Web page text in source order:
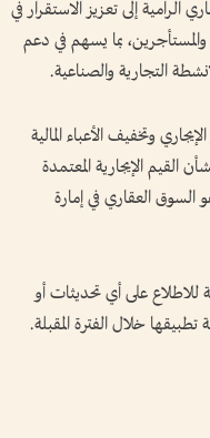
الرامية إلى تعزيز الاستقرار في
والمستأجرين، بما يسهم في دعم
التجارية والصناعية.
وتخفيف الأعباء المالية
القيم الإيجارية المعتمدة
السوق العقاري في إمارة
للاطلاع على أي تحديثات أو
خلال الفترة المقبلة.